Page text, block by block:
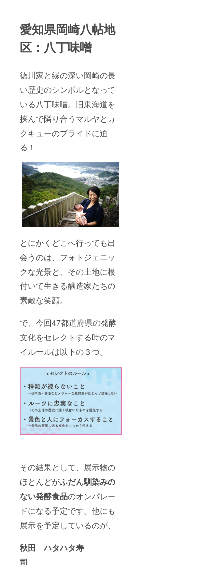
愛知県岡崎八帖地
区：八丁味噌
徳川家と縁の深い岡崎の長
い歴史のシンボルとなって
いる八丁味噌。旧東海道を
挟んで隣り合うマルヤとカ
クキューのプライドに迫
る！
とにかくどこへ行っても出
会うのは、フォトジェニッ
クな光景と、その土地に根
付いて生きる醸造家たちの
素敵な笑顔。
で、今回47都道府県の発酵
文化をセレクトする時のマ
イルールは以下の３つ。
その結果として、展示物の
ほとんどがふだん馴染みの
ない発酵食品のオンパレー
ドになる予定です。他にも
展示を予定しているのが、
秋田 ハタハタ寿
司